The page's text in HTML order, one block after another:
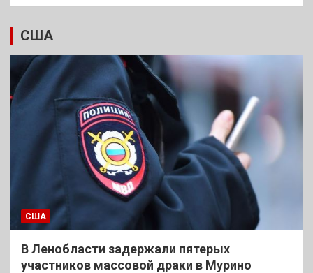
США
США
В Ленобласти задержали пятерых
участников массовой драки в Мурино